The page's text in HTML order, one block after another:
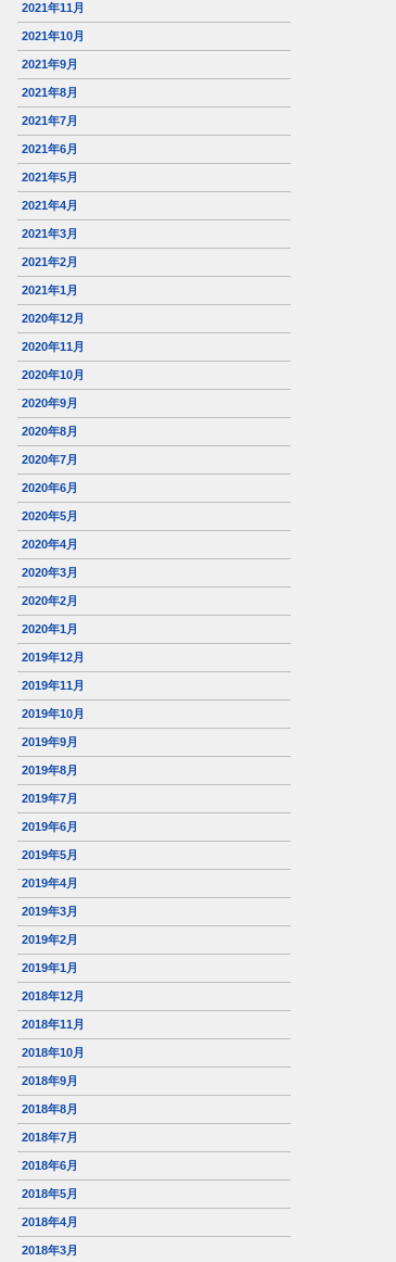
2021年11月
2021年10月
2021年9月
2021年8月
2021年7月
2021年6月
2021年5月
2021年4月
2021年3月
2021年2月
2021年1月
2020年12月
2020年11月
2020年10月
2020年9月
2020年8月
2020年7月
2020年6月
2020年5月
2020年4月
2020年3月
2020年2月
2020年1月
2019年12月
2019年11月
2019年10月
2019年9月
2019年8月
2019年7月
2019年6月
2019年5月
2019年4月
2019年3月
2019年2月
2019年1月
2018年12月
2018年11月
2018年10月
2018年9月
2018年8月
2018年7月
2018年6月
2018年5月
2018年4月
2018年3月